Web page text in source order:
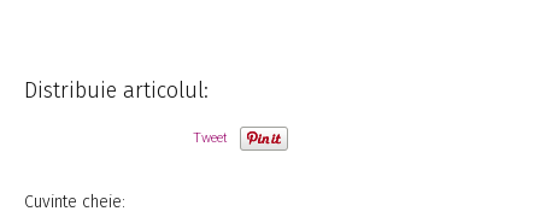
Distribuie articolul:
Tweet
Cuvinte cheie: